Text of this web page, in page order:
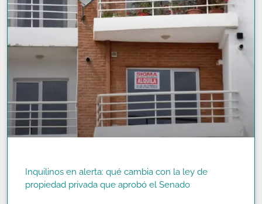
Inquilinos en alerta: qué cambia con la ley de
propiedad privada que aprobó el Senado